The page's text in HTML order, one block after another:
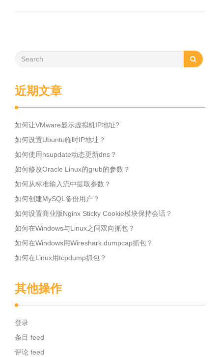
近期文章
如何让VMware显示虚拟机IP地址?
如何设置Ubuntu临时IP地址？
如何使用nsupdate动态更新dns？
如何修改Oracle Linux的grub的参数？
如何从标准输入流中提取参数？
如何创建MySQL备份用户？
如何设置商业版Nginx Sticky Cookie模块保持会话？
如何在Windows与Linux之间双向抓包？
如何在Windows用Wireshark dumpcap抓包？
如何在Linux用tcpdump抓包？
其他操作
登录
条目 feed
评论 feed